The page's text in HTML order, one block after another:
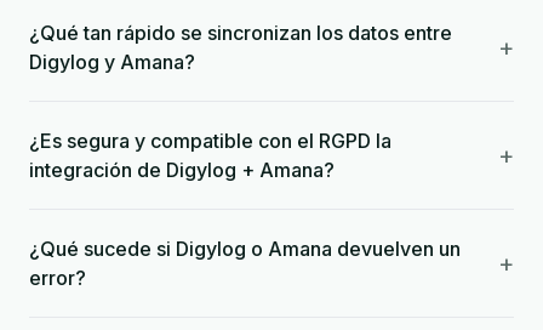
¿Qué tan rápido se sincronizan los datos entre
Digylog y Amana?
+
¿Es segura y compatible con el RGPD la
integración de Digylog + Amana?
+
¿Qué sucede si Digylog o Amana devuelven un
error?
+